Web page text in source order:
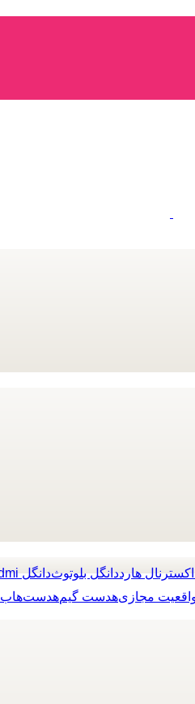
دانگل hdmiدانگل بلوتوثهارد
هاب USBهدستهدست گیممجازی